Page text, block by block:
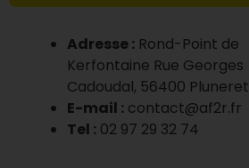
Adresse : Rond-Point de
Kerfontaine Rue Georges
Cadoudal, 56400 Pluneret
E-mail : contact@af2r.fr
Tel : 02 97 29 32 74